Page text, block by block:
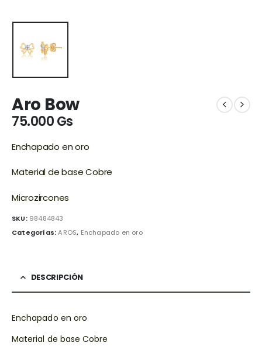
Aro Bow
75.000Gs
Enchapado en oro
Material de base Cobre
Microzircones
SKU: 98484843
Categorías:AROS, Enchapado en oro
DESCRIPCIÓN
Enchapado en oro
Material de base Cobre